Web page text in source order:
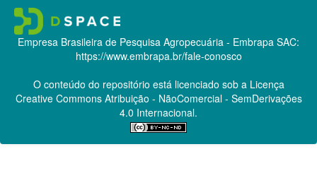
Empresa Brasileira de Pesquisa Agropecuária - Embrapa SAC:
https://www.embrapa.br/fale-conosco
O conteúdo do repositório está licenciado sob a Licença
Creative CommonsAtribuição - NãoComercial - SemDerivações
4.0 Internacional.